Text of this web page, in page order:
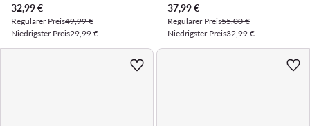
Aktueller Preis
32,99€
Regulärer Preis49,99 €
Niedrigster Preis29,99 €
Aktueller Preis
37,99€
Regulärer Preis55,00 €
Niedrigster Preis32,99 €